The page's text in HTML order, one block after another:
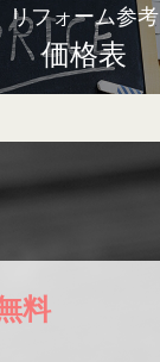
リフォーム参考
価格表
料